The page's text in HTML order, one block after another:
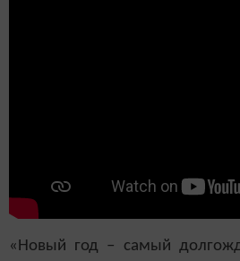
«Новый год – самый